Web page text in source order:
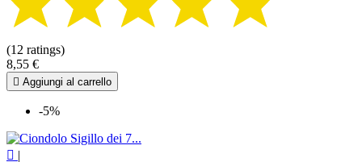
(12 ratings)
8,55 €
 Aggiungi al carrello
-5%
 |